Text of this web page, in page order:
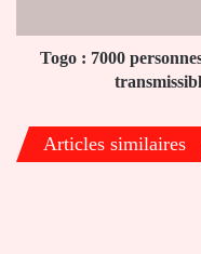
non
transmissibles
Grand
Lomé
Togo : 7000
Articles similaires